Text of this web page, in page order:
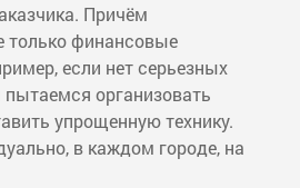
Причём
только финансовые
если нет серьезных
организовать
упрощенную технику.
в каждом городе, на